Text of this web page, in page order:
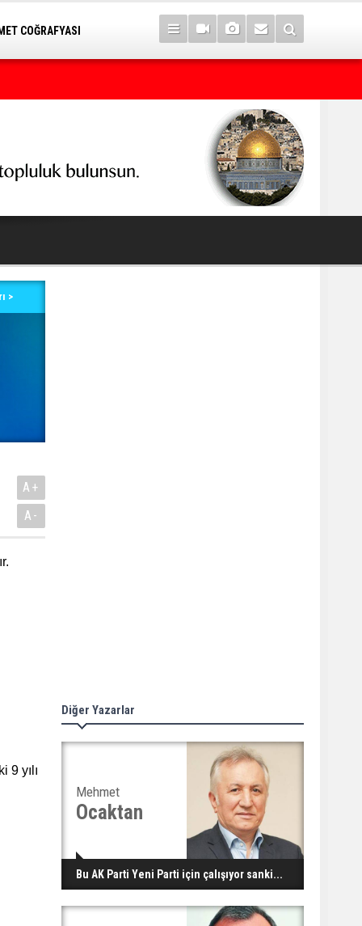
COĞRAFYASI
>
A+
A-
9 yılı
Diğer Yazarlar
Mehmet
Ocaktan
Bu AK Parti Yeni Parti için çalışıyor sanki...